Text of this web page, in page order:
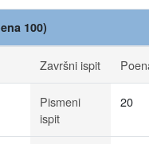
100)
Završni ispit
Pismeni
ispit
20